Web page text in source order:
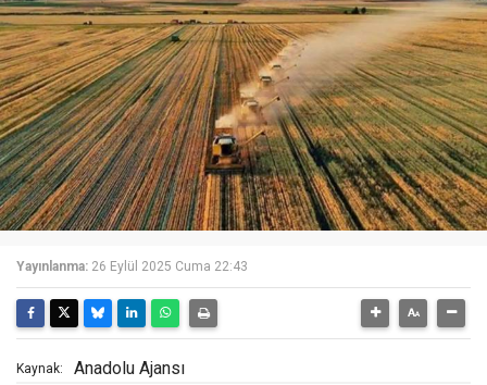
Yayınlanma: 26 Eylül 2025 Cuma 22:43
Kaynak: Anadolu Ajansı